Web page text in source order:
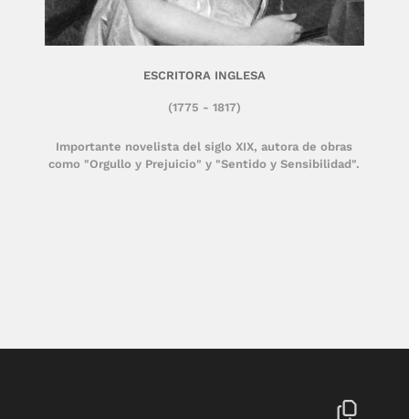
Importante novelista del siglo XIX, autora de obras
como "Orgullo y Prejuicio" y "Sentido y Sensibilidad".
(1775 - 1817)
ESCRITORA INGLESA